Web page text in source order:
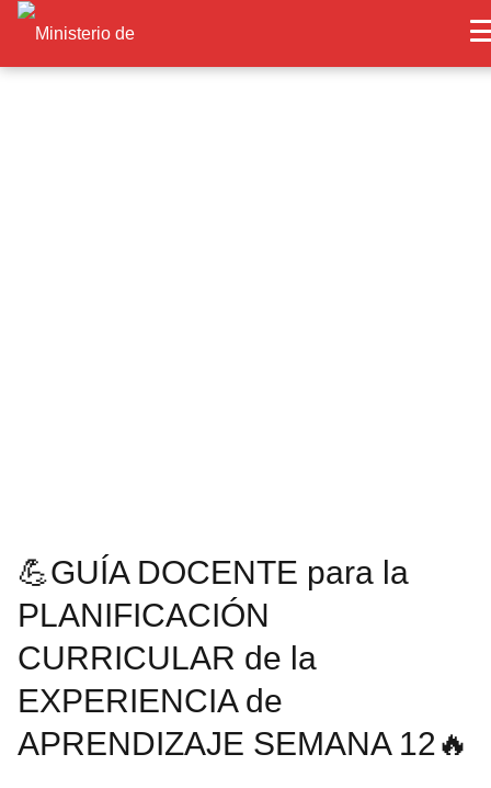
💪GUÍA DOCENTE para la
PLANIFICACIÓN
CURRICULAR de la
EXPERIENCIA de
APRENDIZAJE SEMANA 12🔥